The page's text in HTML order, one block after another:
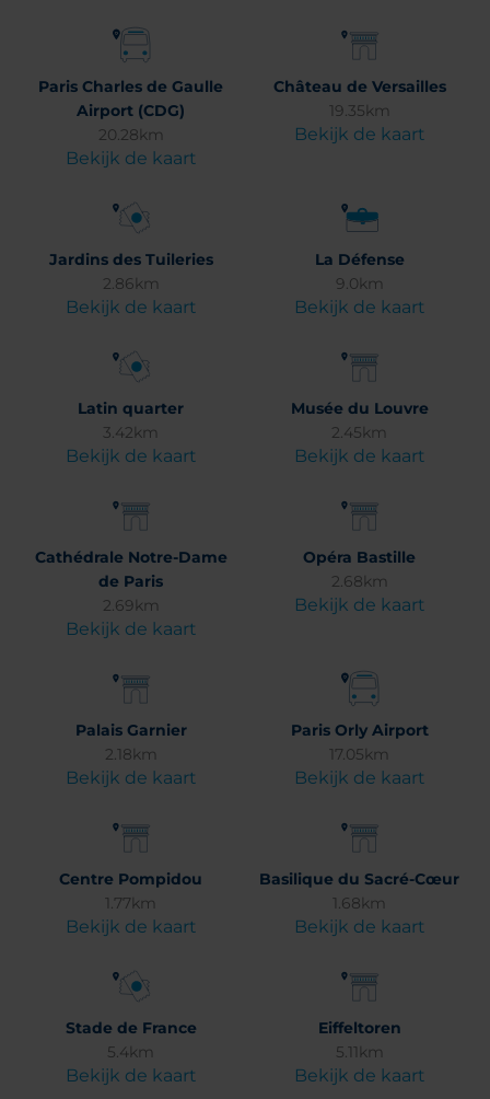
Paris Charles de Gaulle
Airport (CDG)
20.28km
Bekijk de kaart
Château de Versailles
19.35km
Bekijk de kaart
Jardins des Tuileries
2.86km
Bekijk de kaart
La Défense
9.0km
Bekijk de kaart
Latin quarter
3.42km
Bekijk de kaart
Musée du Louvre
2.45km
Bekijk de kaart
Cathédrale Notre-Dame
de Paris
2.69km
Bekijk de kaart
Opéra Bastille
2.68km
Bekijk de kaart
Palais Garnier
2.18km
Bekijk de kaart
Paris Orly Airport
17.05km
Bekijk de kaart
Centre Pompidou
1.77km
Bekijk de kaart
Basilique du Sacré-Cœur
1.68km
Bekijk de kaart
Stade de France
5.4km
Bekijk de kaart
Eiffeltoren
5.11km
Bekijk de kaart